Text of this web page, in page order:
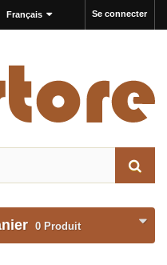
Se connecter
Français
0 Produit